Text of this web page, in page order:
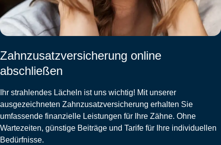
Zahnzusatzversicherung online
abschließen
Ihr strahlendes Lächeln ist uns wichtig! Mit unserer
ausgezeichneten Zahnzusatzversicherung erhalten Sie
umfassende finanzielle Leistungen für Ihre Zähne. Ohne
Wartezeiten, günstige Beiträge und Tarife für Ihre individuellen
Bedürfnisse.